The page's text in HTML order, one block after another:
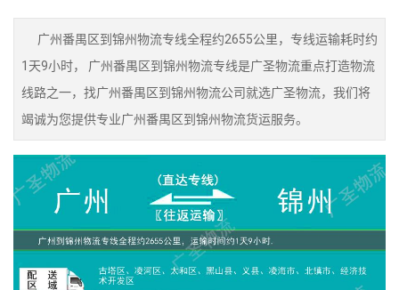
广州番禺区到锦州物流专线全程约2655公里，专线运输耗时约
1天9小时， 广州番禺区到锦州物流专线是广圣物流重点打造物流
线路之一，找广州番禺区到锦州物流公司就选广圣物流，我们将
竭诚为您提供专业广州番禺区到锦州物流货运服务。